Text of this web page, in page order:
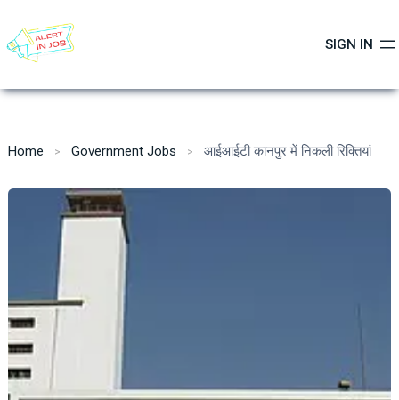
content
SIGN IN
Home Government Jobs आईआईटी कानपुर में निकली रिक्तियां